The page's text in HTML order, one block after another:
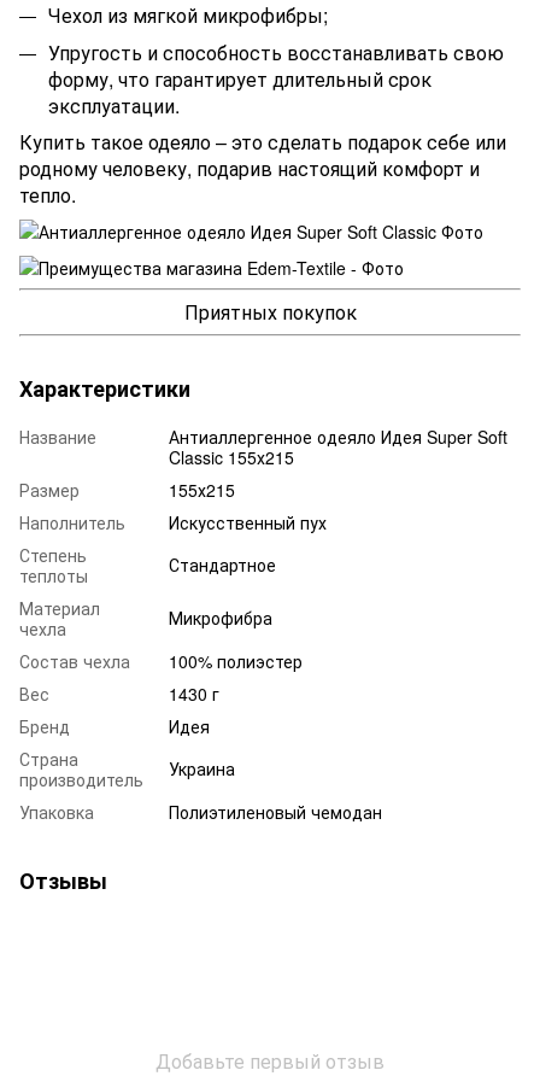
Чехол из мягкой микрофибры;
Упругость и способность восстанавливать свою
форму, что гарантирует длительный срок
эксплуатации.
Купить такое одеяло – это сделать подарок себе или
родному человеку, подарив настоящий комфорт и
тепло.
Приятных покупок
Характеристики
Название
Антиаллергенное одеяло Идея Super Soft
Classic 155х215
Размер
155х215
Наполнитель
Искусственный пух
Степень
теплоты
Стандартное
Материал
чехла
Микрофибра
Состав чехла
100% полиэстер
Вес
1430 г
Бренд
Идея
Страна
производитель
Украина
Упаковка
Полиэтиленовый чемодан
Отзывы
Добавьте первый отзыв